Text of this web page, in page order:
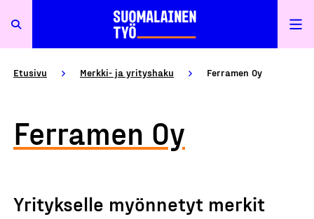
Etusivu Merkki- ja yrityshaku Ferramen Oy
Ferramen Oy
Yritykselle myönnetyt merkit